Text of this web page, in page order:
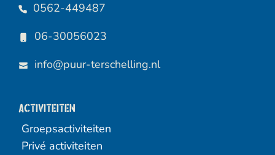
0562-449487
06-30056023
info@puur-terschelling.nl
Activiteiten
Groepsactiviteiten
Privé activiteiten